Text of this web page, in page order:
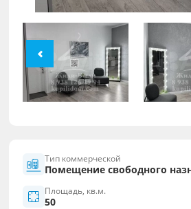
Тип коммерческой
Помещение свободного
Площадь, кв.м.
50